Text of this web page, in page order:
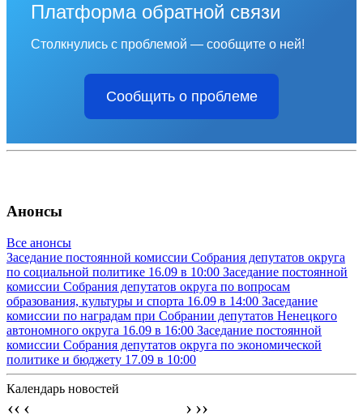
Платформа обратной связи
Столкнулись с проблемой — сообщите о ней!
Сообщить о проблеме
Анонсы
Все анонсы
Заседание постоянной комиссии Собрания депутатов округа
по социальной политике 16.09 в 10:00 Заседание постоянной
комиссии Собрания депутатов округа по вопросам
образования, культуры и спорта 16.09 в 14:00 Заседание
комиссии по наградам при Собрании депутатов Ненецкого
автономного округа 16.09 в 16:00 Заседание постоянной
комиссии Собрания депутатов округа по экономической
политике и бюджету 17.09 в 10:00
Календарь новостей
‹‹ ‹ › ››